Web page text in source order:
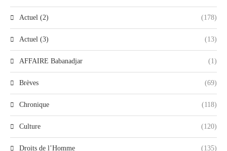
Actuel (2) (178)
Actuel (3) (13)
AFFAIRE Babanadjar (1)
Brèves (69)
Chronique (118)
Culture (120)
Droits de l’Homme (135)